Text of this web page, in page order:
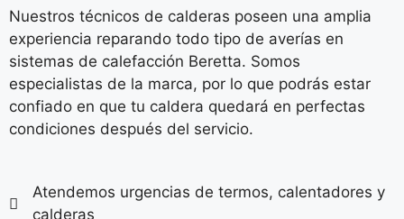
Nuestros técnicos de calderas poseen una amplia
experiencia reparando todo tipo de averías en
sistemas de calefacción Beretta. Somos
especialistas de la marca, por lo que podrás estar
confiado en que tu caldera quedará en perfectas
condiciones después del servicio.
Atendemos urgencias de termos, calentadores y
calderas